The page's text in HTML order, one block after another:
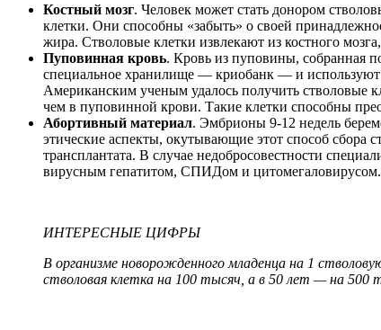
Костный мозг. Человек может стать донором
клетки. Они способны «забыть» о своей
жира. Стволовые клетки извлекают из костного
Пуповинная кровь. Кровь из пуповины, собранная
специальное хранилище — криобанк — и используют
Американским ученым удалось получить стволовые
чем в пуповинной крови. Такие клетки способны
Абортивный материал. Эмбрионы 9-12 недель
этические аспекты, окутывающие этот способ сбора
трансплантата. В случае недобросовестности
вирусным гепатитом, СПИДом и цитомегаловирусом.
ИНТЕРЕСНЫЕ ЦИФРЫ
В организме новорожденного младенца на 1
стволовая клетка на 100 тысяч, а в 50 лет — на 500